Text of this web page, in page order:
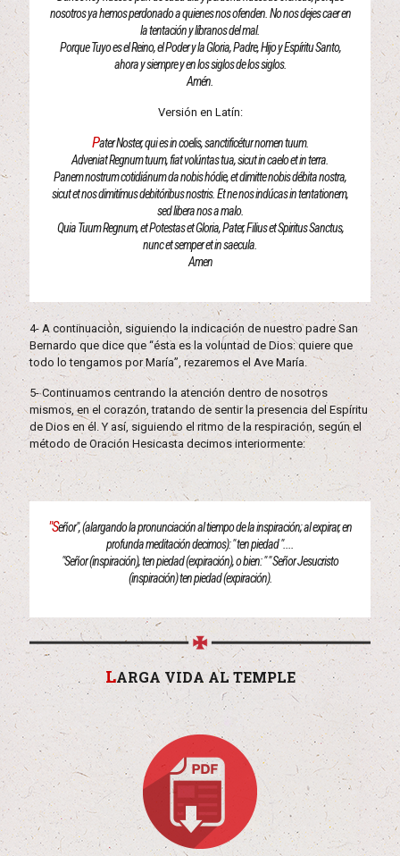
nosotros ya hemos perdonado a quienes nos ofenden. No nos dejes caer en
la tentación y líbranos del mal.
Porque Tuyo es el Reino, el Poder y la Gloria, Padre, Hijo y Espíritu Santo,
ahora y siempre y en los siglos de los siglos.
Amén.
Versión en Latín:
Pater Noster, qui es in coelis, sanctificétur nomen tuum.
Adveniat Regnum tuum, fiat volúntas tua, sicut in caelo et in terra.
Panem nostrum cotidiánum da nobis hódie, et dimitte nobis débita nostra,
sicut et nos dimitímus debitóribus nostris. Et ne nos indúcas in tentationem,
sed libera nos a malo.
Quia Tuum Regnum, et Potestas et Gloria, Pater, Filius et Spiritus Sanctus,
nunc et semper et in saecula.
Amen
4- A continuación, siguiendo la indicación de nuestro padre San
Bernardo que dice que “ésta es la voluntad de Dios: quiere que
todo lo tengamos por María”, rezaremos el Ave María.
5- Continuamos centrando la atención dentro de nosotros
mismos, en el corazón, tratando de sentir la presencia del Espíritu
de Dios en él. Y así, siguiendo el ritmo de la respiración, según el
método de Oración Hesicasta decimos interiormente:
"Señor", (alargando la pronunciación al tiempo de la inspiración; al expirar, en
profunda meditación decimos): " ten piedad "....
"Señor (inspiración), ten piedad (expiración), o bien: " " Señor Jesucristo
(inspiración) ten piedad (expiración).
LARGA VIDA AL TEMPLE